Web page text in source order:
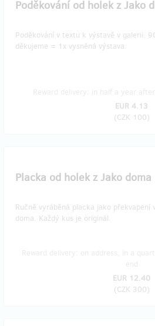
Poděkování od holek z Jako
Poděkování v textu k výstavě v galerii.
děkujeme = 1x vysněná výstava.
EUR 4.13
(CZK 100)
Placka od holek z Jako doma
Ručně vyráběná placka jako překvapení
doma. Každý kus je originál.
EUR 12.40
(CZK 300)